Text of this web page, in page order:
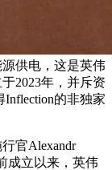
供电，这是英伟
2023年，并斥资
的非独家
官Alexandr
成立以来，英伟